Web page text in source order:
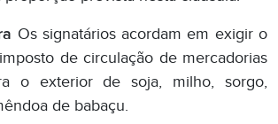
Os signatários acordam em exigir o
de circulação de mercadorias
o exterior de soja, milho, sorgo,
de babaçu.